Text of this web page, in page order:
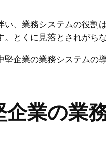
い、業務システムの役割
。とくに見落とされがち
堅企業の業務システムの
企業の業